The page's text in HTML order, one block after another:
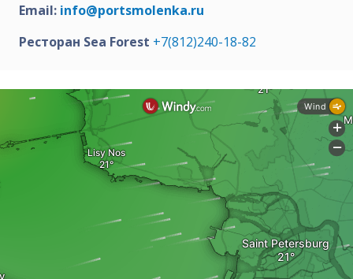
Email: info@portsmolenka.ru
Ресторан Sea Forest +7(812)240-18-82